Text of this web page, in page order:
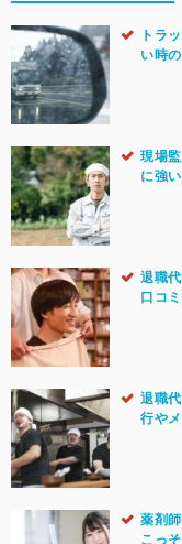
トラ
い時
現場
に強
退職
口コ
退職
行や
薬剤
こっ